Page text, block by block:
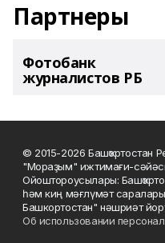
Партнеры
Фотобанк
журналистов РБ
© 2015-2026 Башҡортостан
"Мораҙым" ижтимағи-
Ойоштороусылары:
һәм киң мәғлүмәт
Башкортостан" нәшриәт
Об использовании